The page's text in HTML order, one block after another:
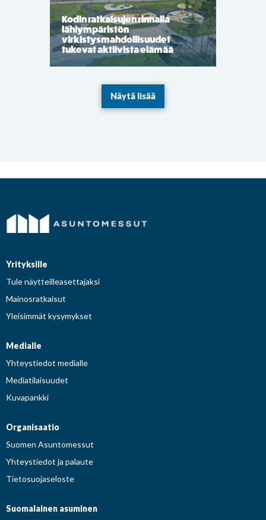
Kodin ratkaisujen rinnalla
lähiympäristön
virkistysmahdollisuudet
tukevat aktiivista elämää
Näytä lisää
Yrityksille
Tule näytteilleasettajaksi
Mainosratkaisut
Yleisimmät kysymykset
Medialle
Yhteystiedot medialle
Mediatilaisuudet
Kuvapankki
Organisaatio
Suomen Asuntomessut
Yhteystiedot ja palaute
Tietosuojaseloste
Suomalainen asuminen